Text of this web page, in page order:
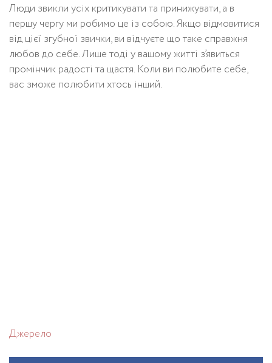
Люди звикли усіх критикувати та принижувати, а в
першу чергу ми робимо це із собою. Якщо відмовитися
від цієї згубної звички, ви відчуєте що таке справжня
любов до себе. Лише тоді у вашому житті з’явиться
промінчик радості та щастя. Коли ви полюбите себе,
вас зможе полюбити хтось інший.
Джерело